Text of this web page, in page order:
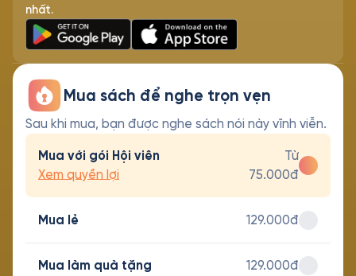
nhất.
Mua sách để nghe trọn vẹn
Sau khi mua, bạn được nghe sách nói này vĩnh viễn.
Mua với gói Hội viên
Xem quyền lợi
Từ
75.000đ
Mua lẻ 129.000đ
Mua làm quà tặng 129.000đ